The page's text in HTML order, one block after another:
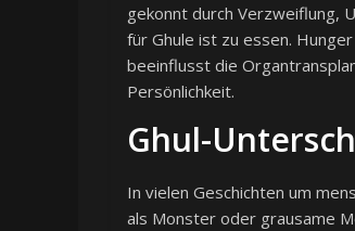
gekonnt durch Verzweiflung,
für Ghule ist zu essen.
beeinflusst die
Persönlichkeit.
Ghul-
In vielen Geschichten um
als Monster oder grausame